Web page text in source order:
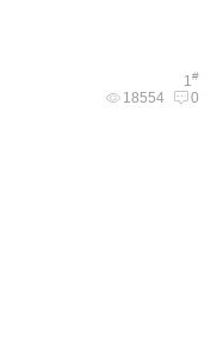
1#
18554 0